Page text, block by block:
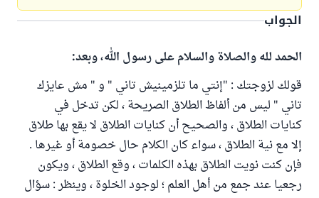
الجواب
الحمد لله والصلاة والسلام على رسول الله، وبعد:
قولك لزوجتك : "إنتي ما تلزمينيش تاني " و " مش عايزك
تاني " ليس من ألفاظ الطلاق الصريحة ، لكن تدخل في
كنايات الطلاق ، والصحيح أن كنايات الطلاق لا يقع بها طلاق
إلا مع نية الطلاق ، سواء كان الكلام حال خصومة أو غيرها .
فإن كنت نويت الطلاق بهذه الكلمات ، وقع الطلاق ، ويكون
رجعيا عند جمع من أهل العلم ؛ لوجود الخلوة ، وينظر : سؤال